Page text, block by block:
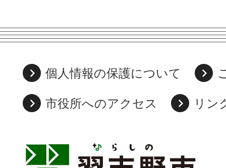
個人情報の保護について
市役所へのアクセス
リン
習